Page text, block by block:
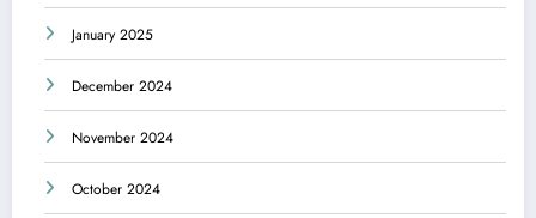
January 2025
December 2024
November 2024
October 2024